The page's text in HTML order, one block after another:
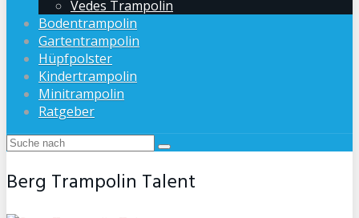
Vedes Trampolin
Bodentrampolin
Gartentrampolin
Hüpfpolster
Kindertrampolin
Minitrampolin
Ratgeber
Berg Trampolin Talent